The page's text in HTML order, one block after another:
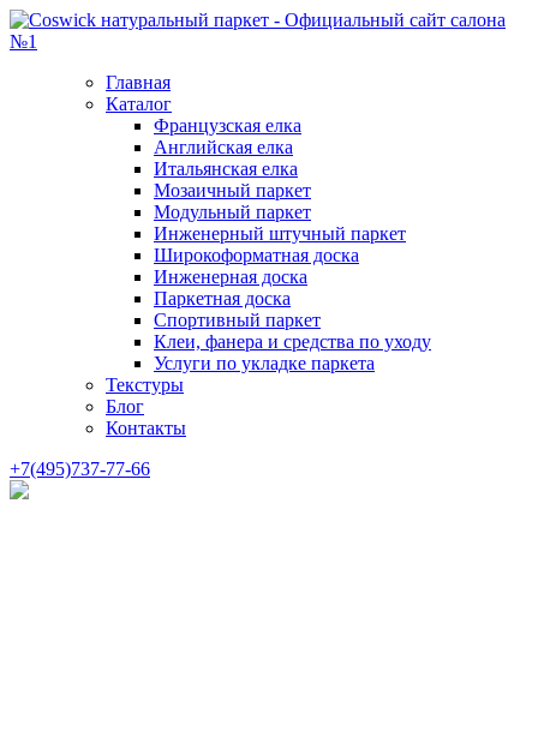
Главная
Каталог
Французская елка
Английская елка
Итальянская елка
Мозаичный паркет
Модульный паркет
Инженерный штучный паркет
Широкоформатная доска
Инженерная доска
Паркетная доска
Спортивный паркет
Клеи, фанера и средства по уходу
Услуги по укладке паркета
Текстуры
Блог
Контакты
+7(495)737-77-66